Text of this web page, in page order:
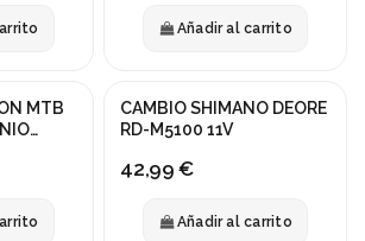
Añadir al carrito
MTB
CAMBIO SHIMANO DEORE
RD-M5100 11V
42,99 €
Añadir al carrito